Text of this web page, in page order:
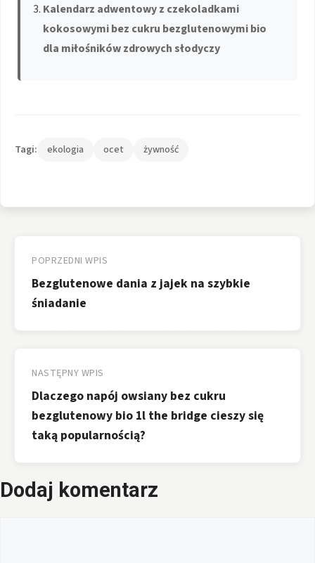
Kalendarz adwentowy z czekoladkami
kokosowymi bez cukru bezglutenowymi bio
dla miłośników zdrowych słodyczy
Tagi: ekologia ocet żywność
wpisu
POPRZEDNI WPIS
Bezglutenowe dania z jajek na szybkie
śniadanie
NASTĘPNY WPIS
Dlaczego napój owsiany bez cukru
bezglutenowy bio 1l the bridge cieszy się
taką popularnością?
Dodaj komentarz